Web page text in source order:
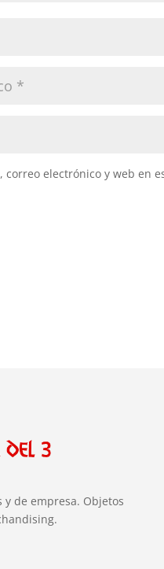
correo electrónico y web en
y de empresa. Objetos